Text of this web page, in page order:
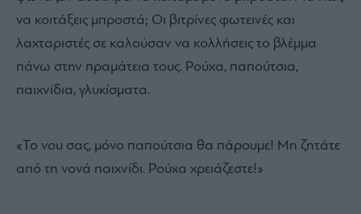
να κοιτάξεις μπροστά; Οι βιτρίνες φωτεινές και
λαχταριστές σε καλούσαν να κολλήσεις το βλέμμα
πάνω στην πραμάτεια τους. Ρούχα, παπούτσια,
παιχνίδια, γλυκίσματα.
«Το νου σας, μόνο παπούτσια θα πάρουμε! Μη ζητάτε
από τη νονά παιχνίδι. Ρούχα χρειάζεστε!»